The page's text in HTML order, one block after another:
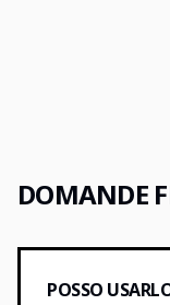
DOMANDE
POSSO